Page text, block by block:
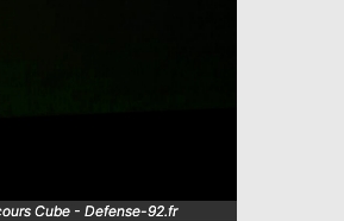
Cube - Defense-92.fr
Cube - Defense-92.fr